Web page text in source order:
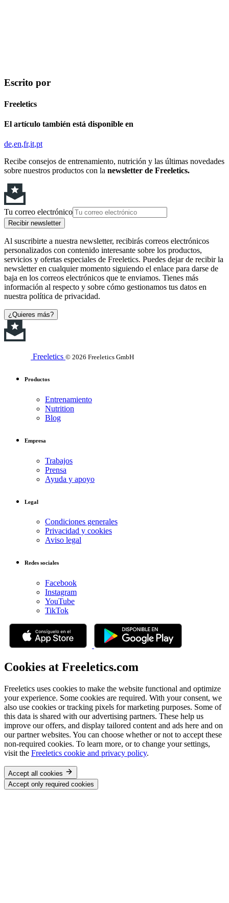
Escrito por
Freeletics
El artículo también está disponible en
de en fr it pt
Recibe consejos de entrenamiento, nutrición y las últimas novedades
sobre nuestros productos con la newsletter de Freeletics.
Tu correo electrónico
Recibir newsletter
Al suscribirte a nuestra newsletter, recibirás correos electrónicos
personalizados con contenido interesante sobre los productos,
servicios y ofertas especiales de Freeletics. Puedes dejar de recibir la
newsletter en cualquier momento siguiendo el enlace para darse de
baja en los correos electrónicos que te enviamos. Tienes más
información al respecto y sobre cómo gestionamos tus datos en
nuestra política de privacidad.
¿Quieres más?
Freeletics © 2026 Freeletics GmbH
Productos
Entrenamiento
Nutrition
Blog
Empresa
Trabajos
Prensa
Ayuda y apoyo
Legal
Condiciones generales
Privacidad y cookies
Aviso legal
Redes sociales
Facebook
Instagram
YouTube
TikTok
Cookies at Freeletics.com
Freeletics uses cookies to make the website functional and optimize
your experience. Some cookies are required. With your consent, we
also use cookies or tracking pixels for marketing purposes. Some of
this data is shared with our advertising partners. These help us
improve our offers, and display tailored content and ads here and on
our partner websites. You can choose whether or not to accept these
non-required cookies. To learn more, or to change your settings,
visit the Freeletics cookie and privacy policy.
Accept all cookies
Accept only required cookies